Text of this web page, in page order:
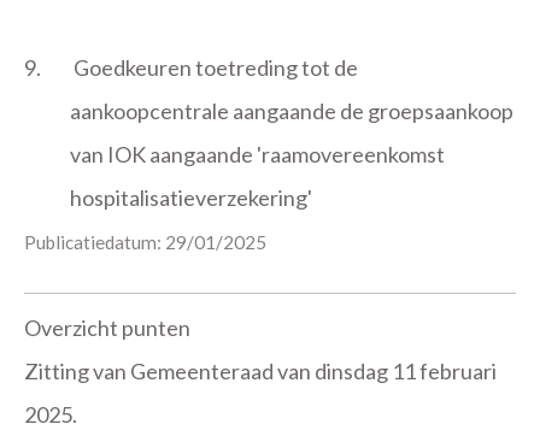
9.
Goedkeuren toetreding tot de
aankoopcentrale aangaande de groepsaankoop
van IOK aangaande 'raamovereenkomst
hospitalisatieverzekering'
Publicatiedatum: 29/01/2025
Overzicht punten
Zitting van Gemeenteraad van dinsdag 11 februari
2025.